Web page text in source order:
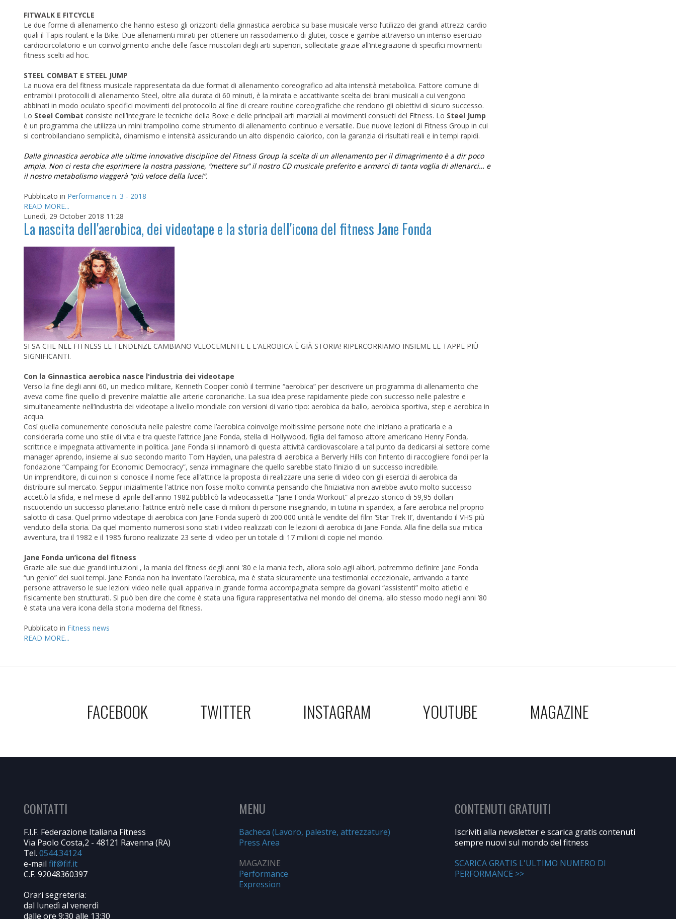
FITWALK E FITCYCLE
Le due forme di allenamento che hanno esteso gli orizzonti della ginnastica aerobica su base musicale verso l’utilizzo dei grandi attrezzi cardio
quali il Tapis roulant e la Bike. Due allenamenti mirati per ottenere un rassodamento di glutei, cosce e gambe attraverso un intenso esercizio
cardiocircolatorio e un coinvolgimento anche delle fasce muscolari degli arti superiori, sollecitate grazie all’integrazione di specifici movimenti
fitness scelti ad hoc.
STEEL COMBAT E STEEL JUMP
La nuova era del fitness musicale rappresentata da due format di allenamento coreografico ad alta intensità metabolica. Fattore comune di
entrambi i protocolli di allenamento Steel, oltre alla durata di 60 minuti, è la mirata e accattivante scelta dei brani musicali a cui vengono
abbinati in modo oculato specifici movimenti del protocollo al fine di creare routine coreografiche che rendono gli obiettivi di sicuro successo.
Lo Steel Combat consiste nell’integrare le tecniche della Boxe e delle principali arti marziali ai movimenti consueti del Fitness. Lo Steel Jump
è un programma che utilizza un mini trampolino come strumento di allenamento continuo e versatile. Due nuove lezioni di Fitness Group in cui
si controbilanciano semplicità, dinamismo e intensità assicurando un alto dispendio calorico, con la garanzia di risultati reali e in tempi rapidi.
Dalla ginnastica aerobica alle ultime innovative discipline del Fitness Group la scelta di un allenamento per il dimagrimento è a dir poco
ampia. Non ci resta che esprimere la nostra passione, “mettere su” il nostro CD musicale preferito e armarci di tanta voglia di allenarci… e
il nostro metabolismo viaggerà “più veloce della luce!”.
Pubblicato in Performance n. 3 - 2018
READ MORE...
Lunedì, 29 October 2018 11:28
La nascita dell'aerobica, dei videotape e la storia dell'icona del fitness Jane Fonda
SI SA CHE NEL FITNESS LE TENDENZE CAMBIANO VELOCEMENTE E L'AEROBICA È GIÀ STORIA! RIPERCORRIAMO INSIEME LE TAPPE PIÙ
SIGNIFICANTI.
Con la Ginnastica aerobica nasce l'industria dei videotape
Verso la fine degli anni 60, un medico militare, Kenneth Cooper coniò il termine “aerobica” per descrivere un programma di allenamento che
aveva come fine quello di prevenire malattie alle arterie coronariche. La sua idea prese rapidamente piede con successo nelle palestre e
simultaneamente nell’industria dei videotape a livello mondiale con versioni di vario tipo: aerobica da ballo, aerobica sportiva, step e aerobica in
acqua.
Così quella comunemente conosciuta nelle palestre come l’aerobica coinvolge moltissime persone note che iniziano a praticarla e a
considerarla come uno stile di vita e tra queste l’attrice Jane Fonda, stella di Hollywood, figlia del famoso attore americano Henry Fonda,
scrittrice e impegnata attivamente in politica. Jane Fonda si innamorò di questa attività cardiovascolare a tal punto da dedicarsi al settore come
manager aprendo, insieme al suo secondo marito Tom Hayden, una palestra di aerobica a Berverly Hills con l’intento di raccogliere fondi per la
fondazione “Campaing for Economic Democracy”, senza immaginare che quello sarebbe stato l’inizio di un successo incredibile.
Un imprenditore, di cui non si conosce il nome fece all’attrice la proposta di realizzare una serie di video con gli esercizi di aerobica da
distribuire sul mercato. Seppur inizialmente l'attrice non fosse molto convinta pensando che l’iniziativa non avrebbe avuto molto successo
accettò la sfida, e nel mese di aprile dell'anno 1982 pubblicò la videocassetta “Jane Fonda Workout” al prezzo storico di 59,95 dollari
riscuotendo un successo planetario: l’attrice entrò nelle case di milioni di persone insegnando, in tutina in spandex, a fare aerobica nel proprio
salotto di casa. Quel primo videotape di aerobica con Jane Fonda superò di 200.000 unità le vendite del film ‘Star Trek II’, diventando il VHS più
venduto della storia. Da quel momento numerosi sono stati i video realizzati con le lezioni di aerobica di Jane Fonda. Alla fine della sua mitica
avventura, tra il 1982 e il 1985 furono realizzate 23 serie di video per un totale di 17 milioni di copie nel mondo.
Jane Fonda un’icona del fitness
Grazie alle sue due grandi intuizioni , la mania del fitness degli anni '80 e la mania tech, allora solo agli albori, potremmo definire Jane Fonda
“un genio” dei suoi tempi. Jane Fonda non ha inventato l’aerobica, ma è stata sicuramente una testimonial eccezionale, arrivando a tante
persone attraverso le sue lezioni video nelle quali appariva in grande forma accompagnata sempre da giovani “assistenti” molto atletici e
fisicamente ben strutturati. Si può ben dire che come è stata una figura rappresentativa nel mondo del cinema, allo stesso modo negli anni ’80
è stata una vera icona della storia moderna del fitness.
Pubblicato in Fitness news
READ MORE...
FACEBOOK TWITTER INSTAGRAM YOUTUBE MAGAZINE
CONTATTI
F.I.F. Federazione Italiana Fitness
Via Paolo Costa,2 - 48121 Ravenna (RA)
Tel. 0544.34124
e-mail
C.F. 92048360397
Orari segreteria:
dal lunedì al venerdì
dalle ore 9:30 alle 13:30
MENU
Bacheca (Lavoro, palestre, attrezzature)
Press Area
MAGAZINE
Performance
Expression
CONTENUTI GRATUITI
Iscriviti alla newsletter e scarica gratis contenuti
sempre nuovi sul mondo del fitness
SCARICA GRATIS L'ULTIMO NUMERO DI
PERFORMANCE >>